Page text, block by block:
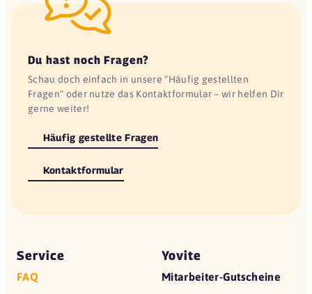
Du hast noch Fragen?
Schau doch einfach in unsere "Häufig gestellten
Fragen" oder nutze das Kontaktformular – wir helfen Dir
gerne weiter!
Häufig gestellte Fragen
Kontaktformular
Service
FAQ
Yovite
Mitarbeiter-Gutscheine